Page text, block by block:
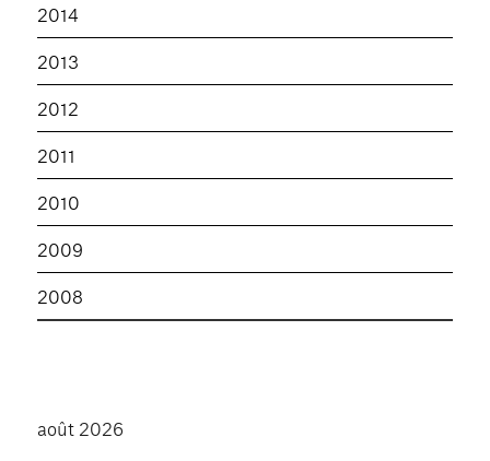
2014
2013
2012
2011
2010
2009
2008
août 2026